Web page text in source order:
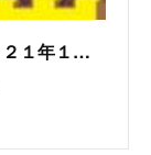
月刊ザテレビジョン 首都圏版 ２０２１年１月号 （月刊ザテレビジョン）